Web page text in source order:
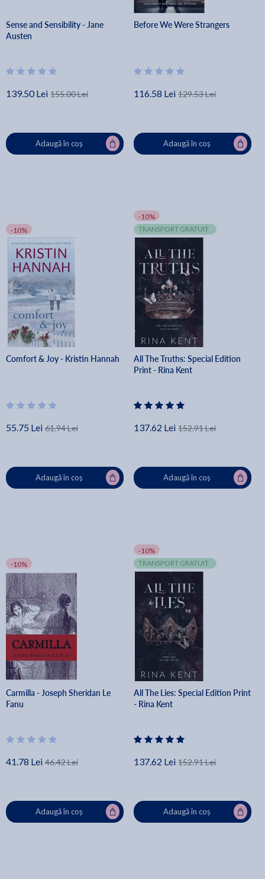
Sense and Sensibility - Jane
Austen
139.50 Lei 155.00 Lei
Adaugă în coș
Before We Were Strangers
116.58 Lei 129.53 Lei
Adaugă în coș
-10%
Comfort & Joy - Kristin Hannah
55.75 Lei 61.94 Lei
Adaugă în coș
-10%
TRANSPORT GRATUIT
All The Truths: Special Edition
Print - Rina Kent
137.62 Lei 152.91 Lei
Adaugă în coș
-10%
Carmilla - Joseph Sheridan Le
Fanu
41.78 Lei 46.42 Lei
Adaugă în coș
-10%
TRANSPORT GRATUIT
All The Lies: Special Edition Print
- Rina Kent
137.62 Lei 152.91 Lei
Adaugă în coș